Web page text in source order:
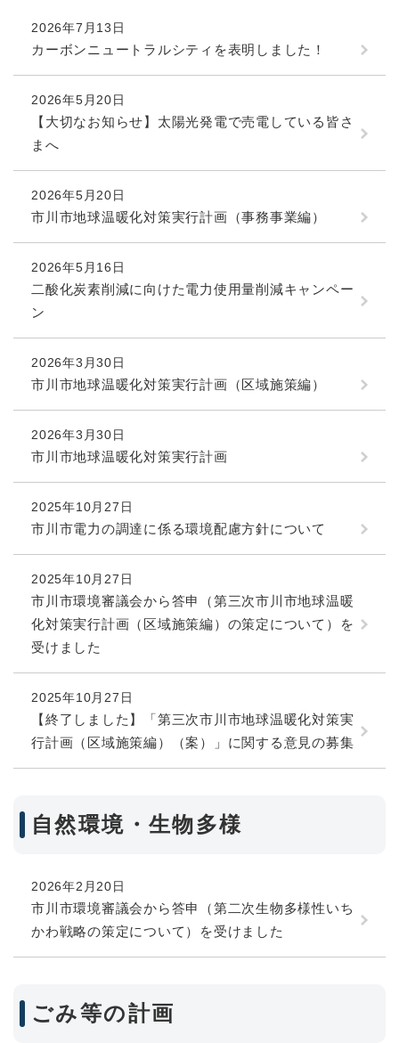
2026年7月13日
カーボンニュートラルシティを表明しました！
2026年5月20日
【大切なお知らせ】太陽光発電で売電している皆さ
まへ
2026年5月20日
市川市地球温暖化対策実行計画（事務事業編）
2026年5月16日
二酸化炭素削減に向けた電力使用量削減キャンペー
ン
2026年3月30日
市川市地球温暖化対策実行計画（区域施策編）
2026年3月30日
市川市地球温暖化対策実行計画
2025年10月27日
市川市電力の調達に係る環境配慮方針について
2025年10月27日
市川市環境審議会から答申（第三次市川市地球温暖
化対策実行計画（区域施策編）の策定について）を
受けました
2025年10月27日
【終了しました】「第三次市川市地球温暖化対策実
行計画（区域施策編）（案）」に関する意見の募集
自然環境・生物多様
2026年2月20日
市川市環境審議会から答申（第二次生物多様性いち
かわ戦略の策定について）を受けました
ごみ等の計画